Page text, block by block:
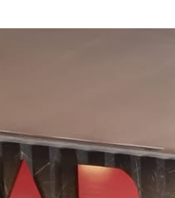
Aprovação
Guichê Previdenciário – Virtual
Informes do Judiciário